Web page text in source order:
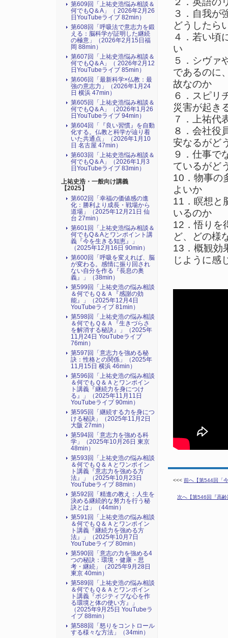
３．自我が
どうしたら
４．若い頃
い
５．シヴァ
であるのに
故なのか
６．スピリ
災害が起き
７．上祐代
８．会社役
安なるがど
９．仕事で
ているがど
10．物事の
よいか
11．瞑想と
いるのか
12．悟りを
ど、どの様
13．概観効
じように感
<<< 前へ【第544回「
次へ【第546回『高
第609回「上祐史浩悩み相談＆
何でもQ＆A」（ 2026年2月26
日YouTubeライブ 82min）
第608回「呼吸法で意志力を鍛
える：脳科学が証明した継続
の極意」（2026年2月15日福
岡 88min）
第607回「上祐史浩悩み相談＆
何でもQ＆A」（ 2026年2月12
日YouTubeライブ 85min）
第606回「最新科学×仏教：最
強の意志力」（2026年1月24
日 横浜 47min）
第605回「上祐史浩悩み相談＆
何でもQ＆A」（2026年1月26
日YouTubeライブ 94min）
第604回「『良い習慣』を自動
化する。仏教と科学が辿り着
いた共通点」（2026年1月10
日 名古屋 47min）
第603回「上祐史浩悩み相談＆
何でもQ＆A」（2026年1月3
日YouTubeライブ 83min）
上祐史浩・一般向け講義
【2025】
第602回「幸福の価値感の進
化：勝利より成長・戦場から
道場」（2025年12月21日 仙
台 27min）
第601回「上祐史浩悩み相談＆
何でもQ＆Aとワンポイント講
義『今を生きる知恵』」
（2025年12月16日 90min）
第600回「呼吸を変えれば、脳
が変わる。感情に振り回され
ない自分を作る『長息の奥
義』」（38min）
第599回「上祐史浩の悩み相談
＆何でもＱ＆Ａ『感謝の効
能』」（2025年12月4日
YouTubeライブ 81min）
第598回「上祐史浩の悩み相談
＆何でもＱ＆Ａ『生きづらさ
を解消する秘訣』​」（2025年
11月24日 YouTubeライブ
76min）
第597回「意志力を強める秘
訣：性格との関係」（2025年
11月15日 横浜 46min）
第596回「上祐史浩の悩み相談
＆何でもＱ＆Ａとワンポイン
ト講義『継続力を身につけ
る』​」（2025年11月11日
YouTubeライブ 90min）
第595回「継続する力を身につ
ける秘訣」（2025年11月2日
大阪 27min）
第594回「意志力を強める科
学」（2025年10月26日 東京
48min）
第593回「上祐史浩の悩み相談
＆何でもＱ＆Ａとワンポイン
ト講義『意志力を強める方
法』​」（2025年10月23日
YouTubeライブ 88min）
第592回「精進の教え：人生を
決める継続的な努力を行う秘
訣とは」（44min）
第591回「上祐史浩の悩み相談
＆何でもＱ＆Ａとワンポイン
ト講義『継続力を強める方
法』​」（2025年10月7日
YouTubeライブ 80min）
第590回「意志の力を強める4
つの秘訣：環境・健康・思
考・継続」（2025年9月28日
東京 40min）
第589回「上祐史浩の悩み相談
＆何でもＱ＆Ａとワンポイン
ト講義『ポジティブな心を作
る環境と体の使い方』​」
（2025年9月25日 YouTubeラ
イブ 88min）
第588回「怒りをコントロール
する様々な方法」（34min）